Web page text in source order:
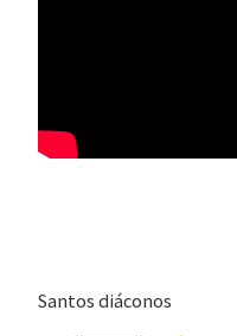
Santos diáconos